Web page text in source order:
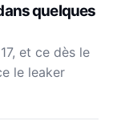
quelques
et ce dès le
le leaker